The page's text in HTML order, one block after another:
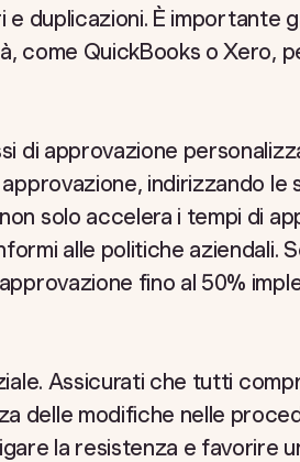
duplicazioni. È importante
come QuickBooks o Xero,
di approvazione
indirizzando le
solo accelera i tempi di
alle politiche aziendali.
fino al 50%
Assicurati che tutti
delle modifiche nelle
la resistenza e favorire